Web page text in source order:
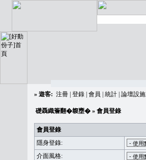
» 遊客: 注冊 登錄 會員 統計 論壇設施
礎聶織簷翻�䪖壅� » 會員登錄
會員登錄
隱身登錄:
介面風格: